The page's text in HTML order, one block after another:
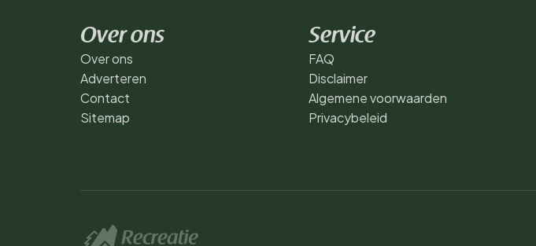
Over ons
Over ons
Adverteren
Contact
Sitemap
Service
FAQ
Disclaimer
Algemene voorwaarden
Privacybeleid